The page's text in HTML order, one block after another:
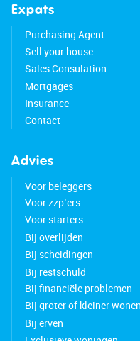
Expats
Purchasing Agent
Sell your house
Sales Consulation
Mortgages
Insurance
Contact
Advies
Voor beleggers
Voor zzp’ers
Voor starters
Bij overlijden
Bij scheidingen
Bij restschuld
Bij financiële problemen
Bij groter of kleiner wonen
Bij erven